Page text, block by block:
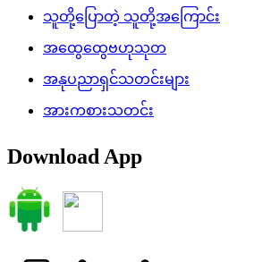
သူတို့ပြောတဲ့ သူတို့အကြောင်း
အထွေထွေဗဟုသုတ
အနုပညာရှင်သတင်းများ
အားကစားသတင်း
Download App